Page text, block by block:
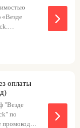
«Везде
заказа,
-
оплаты
"Везде
по
промокод